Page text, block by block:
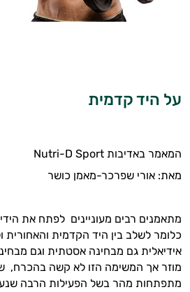
על היד קדמית
המאמר באדיבות Nutri-D Sport
מאת: אורי שפרכר-מאמן כושר
מתאמנים רבים מעוניינים לפתח את
כלומר לשלב בין היד הקדמית והאחורית
אידיאלית גם מבחינה אסטתית וגם
מוזר אך המשימה הזו לא קשה בהכרח,
מתפתחות מהר בשל הפעילות הרבה